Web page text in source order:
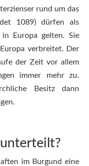
rund um das
1089) dürfen als
in Europa gelten. Sie
verbreitet. Der
der Zeit vor allem
immer mehr zu.
Besitz dann
im Burgund eine